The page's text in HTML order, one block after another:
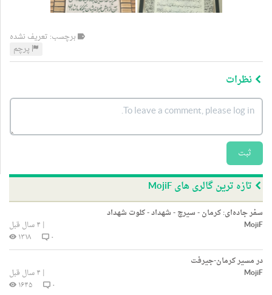
برچسب: تعریف نشده
پرچم
نظرات
ثبت
تازه ترین گالری های MojiF
سفر جاده‌ای: کرمان - سیرچ - شهداد - کلوت شهداد
MojiF
| ۴ سال قبل
۰
۱۳۱۸
در مسیر کرمان-جیرفت
MojiF
| ۴ سال قبل
۰
۱۶۴۵